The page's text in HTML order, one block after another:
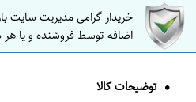
خریدار گرامی مدیریت سایت
اضافه توسط فروشنده و یا
توضیحات کالا